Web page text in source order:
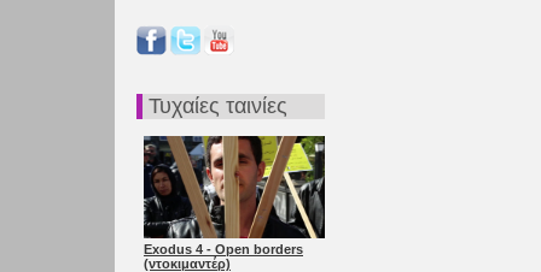
Τυχαίες ταινίες
Exodus 4 - Open borders
(ντοκιμαντέρ)